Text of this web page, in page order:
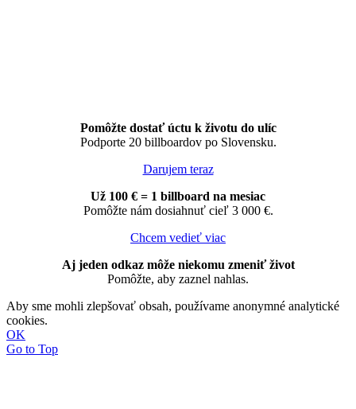
Pomôžte dostať úctu k životu do ulíc
Podporte 20 billboardov po Slovensku.
Darujem teraz
Už 100 € = 1 billboard na mesiac
Pomôžte nám dosiahnuť cieľ 3 000 €.
Chcem vedieť viac
Aj jeden odkaz môže niekomu zmeniť život
Pomôžte, aby zaznel nahlas.
Aby sme mohli zlepšovať obsah, používame anonymné analytické
cookies.
OK
Go to Top